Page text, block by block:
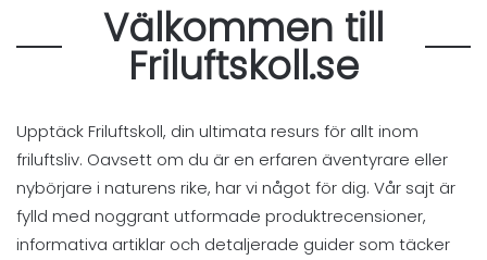
Välkommen till
Friluftskoll.se
Upptäck Friluftskoll, din ultimata resurs för allt inom
friluftsliv. Oavsett om du är en erfaren äventyrare eller
nybörjare i naturens rike, har vi något för dig. Vår sajt är
fylld med noggrant utformade produktrecensioner,
informativa artiklar och detaljerade guider som täcker